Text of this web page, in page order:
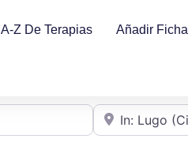
A-Z De Terapias Añadir Ficha
Cerca de